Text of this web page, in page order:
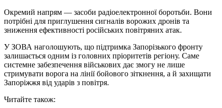
Окремий напрям — засоби радіоелектронної боротьби. Вони
потрібні для приглушення сигналів ворожих дронів та
зниження ефективності російських повітряних атак.
У ЗОВА наголошують, що підтримка Запорізького фронту
залишається одним із головних пріоритетів регіону. Саме
системне забезпечення військових дає змогу не лише
стримувати ворога на лінії бойового зіткнення, а й захищати
Запоріжжя від ударів з повітря.
Читайте також: